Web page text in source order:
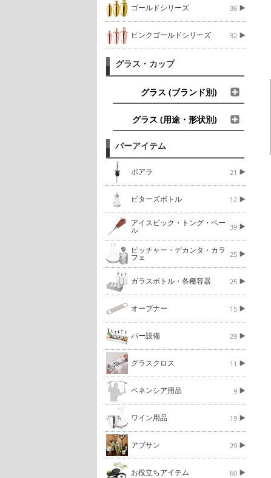
ゴールドシリーズ 36
ピンクゴールドシリーズ 32
グラス・カップ
グラス (ブランド別)
グラス (用途・形状別)
バーアイテム
ポアラ 21
ビターズボトル 12
アイスピック・トング・ペー
ル 39
ピッチャー・デカンタ・カラ
フェ 25
ガラスボトル・各種容器 25
オープナー 15
バー設備 29
グラスクロス 11
ベネンシア用品 9
ワイン用品 19
アブサン 29
お役立ちアイテム 60